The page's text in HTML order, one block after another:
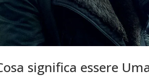
significa essere